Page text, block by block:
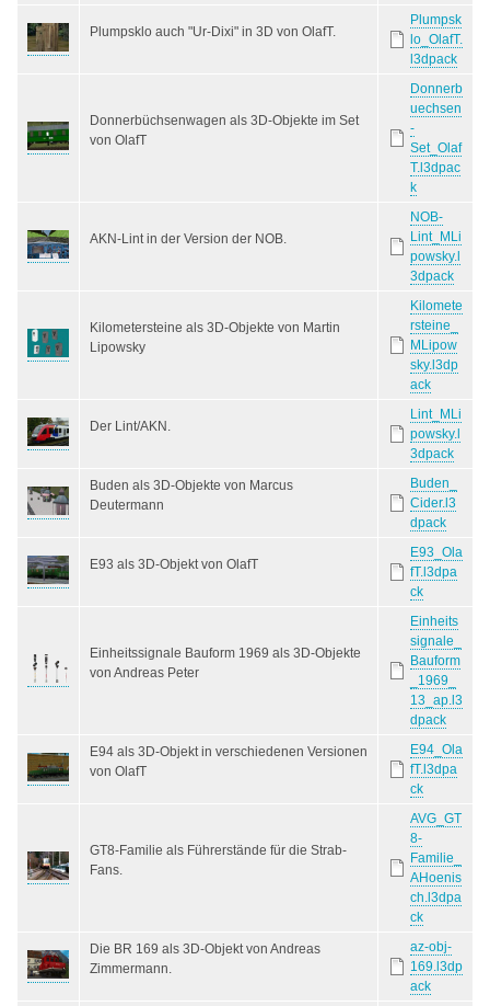
Plumpsklo auch "Ur-Dixi" in 3D von OlafT.
Plumpsk
lo_OlafT.
l3dpack
Donnerbüchsenwagen als 3D-Objekte im Set
von OlafT
Donnerb
uechsen
-
Set_Olaf
T.l3dpac
k
AKN-Lint in der Version der NOB.
NOB-
Lint_MLi
powsky.l
3dpack
Kilometersteine als 3D-Objekte von Martin
Lipowsky
Kilomete
rsteine_
MLipow
sky.l3dp
ack
Der Lint/AKN.
Lint_MLi
powsky.l
3dpack
Buden als 3D-Objekte von Marcus
Deutermann
Buden_
Cider.l3
dpack
E93 als 3D-Objekt von OlafT
E93_Ola
fT.l3dpa
ck
Einheitssignale Bauform 1969 als 3D-Objekte
von Andreas Peter
Einheits
signale_
Bauform
_1969_
13_ap.l3
dpack
E94 als 3D-Objekt in verschiedenen Versionen
von OlafT
E94_Ola
fT.l3dpa
ck
GT8-Familie als Führerstände für die Strab-
Fans.
AVG_GT
8-
Familie_
AHoenis
ch.l3dpa
ck
Die BR 169 als 3D-Objekt von Andreas
Zimmermann.
az-obj-
169.l3dp
ack